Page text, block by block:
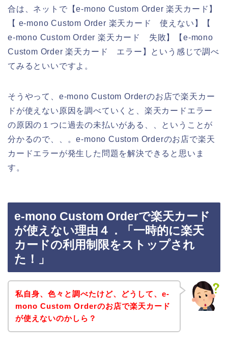
合は、ネットで【e-mono Custom Order 楽天カード】
【 e-mono Custom Order 楽天カード 使えない】【
e-mono Custom Order 楽天カード 失敗】【e-mono
Custom Order 楽天カード エラー】という感じで調べ
てみるといいですよ。
そうやって、e-mono Custom Orderのお店で楽天カー
ドが使えない原因を調べていくと、楽天カードエラー
の原因の１つに過去の未払いがある、、ということが
分かるので、、。e-mono Custom Orderのお店で楽天
カードエラーが発生した問題を解決できると思いま
す。
e-mono Custom Orderで楽天カード
が使えない理由４．「一時的に楽天
カードの利用制限をストップされ
た！」
私自身、色々と調べたけど、どうして、e-
mono Custom Orderのお店で楽天カード
が使えないのかしら？